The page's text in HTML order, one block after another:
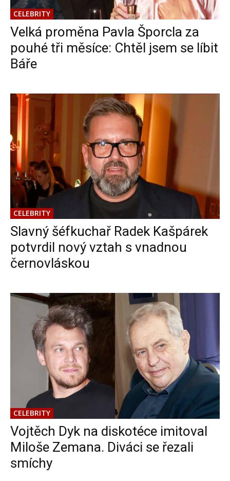
CELEBRITY
Velká proměna Pavla Šporcla za
pouhé tři měsíce: Chtěl jsem se líbit
Báře
CELEBRITY
Slavný šéfkuchař Radek Kašpárek
potvrdil nový vztah s vnadnou
černovláskou
CELEBRITY
Vojtěch Dyk na diskotéce imitoval
Miloše Zemana. Diváci se řezali
smíchy